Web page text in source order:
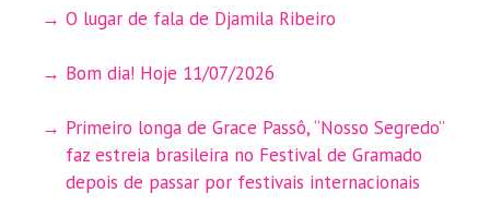
O lugar de fala de Djamila Ribeiro
Bom dia! Hoje 11/07/2026
Primeiro longa de Grace Passô, “Nosso Segredo”
faz estreia brasileira no Festival de Gramado
depois de passar por festivais internacionais